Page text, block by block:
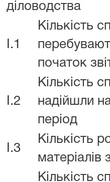
діловодства
I.1
Кількість
початок
I.2
Кількість
надійшли
період
I.3
Кількість
матеріалів
Кількість